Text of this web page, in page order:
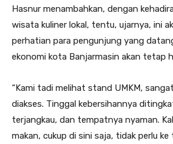
Hasnur menambahkan, dengan
wisata kuliner lokal, tentu, ujarnya, ini
perhatian para pengunjung yang
ekonomi kota Banjarmasin akan tetap
“Kami tadi melihat stand UMKM,
diakses. Tinggal kebersihannya
terjangkau, dan tempatnya nyaman.
makan, cukup di sini saja, tidak perlu